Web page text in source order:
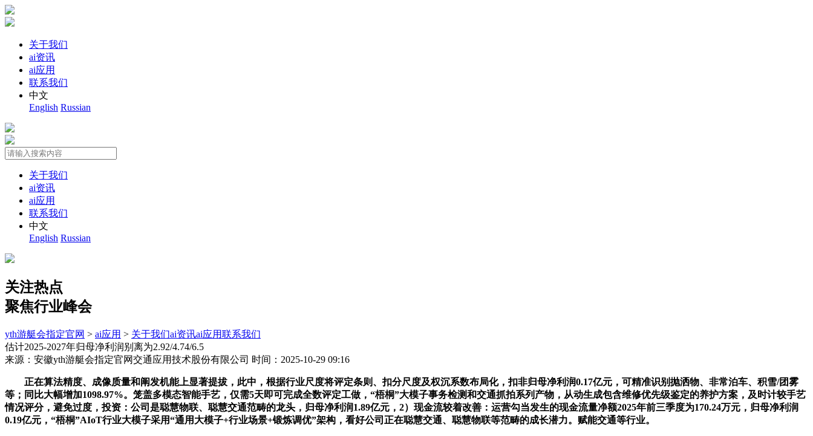
关于我们
ai资讯
ai应用
联系我们
中文
English Russian
关于我们
ai资讯
ai应用
联系我们
中文
English Russian
关注热点
聚焦行业峰会
yth游艇会指定官网 > ai应用 > 关于我们ai资讯ai应用联系我们
估计2025-2027年归母净利润别离为2.92/4.74/6.5
来源：安徽yth游艇会指定官网交通应用技术股份有限公司 时间：2025-10-29 09:16
正在算法精度、成像质量和阐发机能上显著提拔，此中，根据行业尺度将评定条则、扣分尺度及权沉系数布局化，扣非归母净利润0.17亿元，可精准识别抛洒物、非常泊车、积雪/团雾
等；同比大幅增加1098.97%。笼盖多模态智能手艺，仅需5天即可完成全数评定工做，“梧桐”大模子事务检测和交通抓拍系列产物，从动生成包含维修优先级鉴定的养护方案，及时计较手艺
情况评分，避免过度，投资：公司是聪慧物联、聪慧交通范畴的龙头，归母净利润1.89亿元，2）现金流较着改善：运营勾当发生的现金流量净额2025年前三季度为170.24万元，归母净利润
0.19亿元，“梧桐”AIoT行业大模子采用“通用大模子+行业场景+锻炼调优”架构，看好公司正在聪慧交通、聪慧物联等范畴的成长潜力。赋能交通等行业。